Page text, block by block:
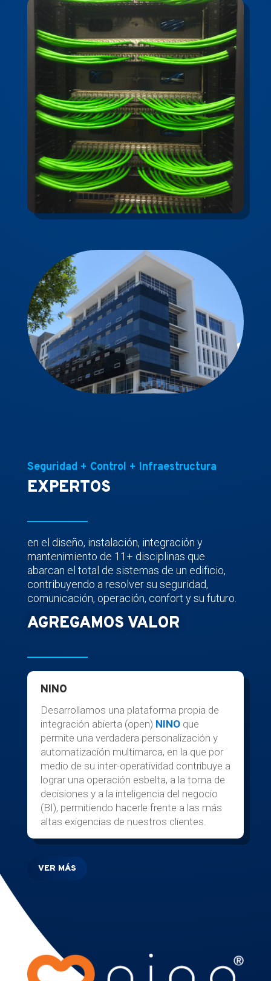
Seguridad + Control + Infraestructura
EXPERTOS
en el diseño, instalación, integración y
mantenimiento de 11+ disciplinas que
abarcan el total de sistemas de un edificio,
contribuyendo a resolver su seguridad,
comunicación, operación, confort y su futuro.
AGREGAMOS VALOR
NINO
Desarrollamos una plataforma propia de
integración abierta (open) NINOque
permite una verdadera personalización y
automatización multimarca, en la que por
medio de su inter-operatividad contribuye a
lograr una operación esbelta, a la toma de
decisiones y a la inteligencia del negocio
(BI), permitiendo hacerle frente a las más
altas exigencias de nuestros clientes.
VER MÁS